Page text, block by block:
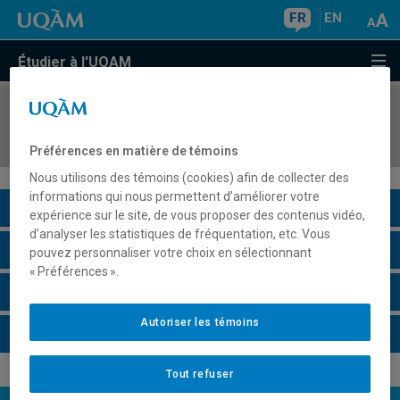
FR EN
Étudier à l'UQAM
COURS//
Description du cours
Horaire - Été 2026
Préférences en matière de témoins
Nous utilisons des témoins (cookies) afin de collecter des
informations qui nous permettent d’améliorer votre
expérience sur le site, de vous proposer des contenus vidéo,
d’analyser les statistiques de fréquentation, etc. Vous
pouvez personnaliser votre choix en sélectionnant
« Préférences ».
Tout refuser
Autoriser les témoins